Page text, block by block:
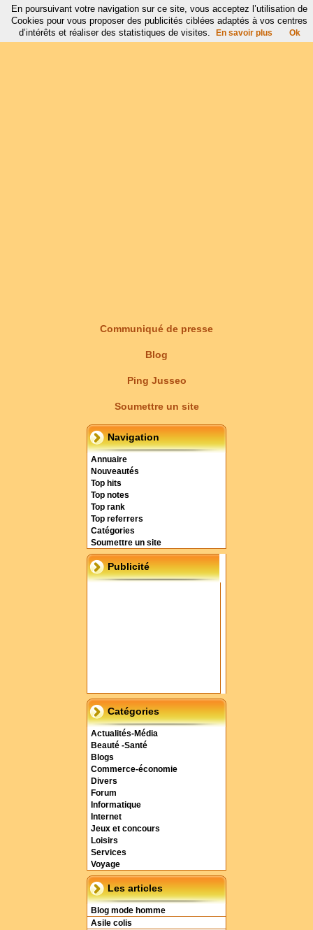
Communiqué de presse
Blog
Ping Jusseo
Soumettre un site
Navigation
Annuaire
Nouveautés
Top hits
Top notes
Top rank
Top referrers
Catégories
Soumettre un site
Publicité
Catégories
Actualités-Média
Beauté -Santé
Blogs
Commerce-économie
Divers
Forum
Informatique
Internet
Jeux et concours
Loisirs
Services
Voyage
Les articles
Blog mode homme
Asile colis
En poursuivant votre navigation sur ce site, vous acceptez l’utilisation de
Cookies pour vous proposer des publicités ciblées adaptés à vos centres
d’intérêts et réaliser des statistiques de visites.
En savoir plus Ok